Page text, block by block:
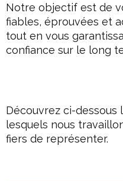
Notre objectif est de
fiables, éprouvées et
tout en vous
confiance sur le long
Découvrez ci-
lesquels nous
fiers de représenter.